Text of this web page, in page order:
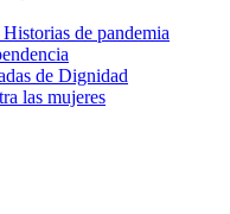
de pandemia
de Dignidad
las mujeres